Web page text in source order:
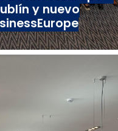
y nuevo